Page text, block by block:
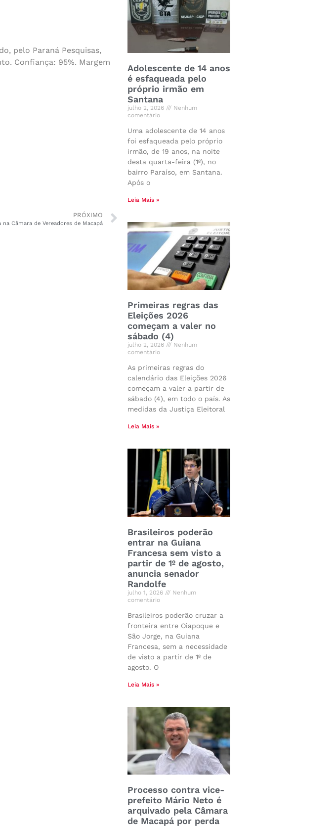
pelo Paraná Pesquisas,
Confiança: 95%. Margem
PRÓXIMO
Câmara de Vereadores de Macapá
Adolescente de 14 anos
é esfaqueada pelo
próprio irmão em
Santana
julho 2, 2026
Nenhum
comentário
Uma adolescente de 14 anos
foi esfaqueada pelo próprio
irmão, de 19 anos, na noite
desta quarta-feira (1º), no
bairro Paraíso, em Santana.
Após o
Leia Mais »
Primeiras regras das
Eleições 2026
começam a valer no
sábado (4)
julho 2, 2026
Nenhum
comentário
As primeiras regras do
calendário das Eleições 2026
começam a valer a partir de
sábado (4), em todo o país. As
medidas da Justiça Eleitoral
Leia Mais »
Brasileiros poderão
entrar na Guiana
Francesa sem visto a
partir de 1º de agosto,
anuncia senador
Randolfe
julho 1, 2026
Nenhum
comentário
Brasileiros poderão cruzar a
fronteira entre Oiapoque e
São Jorge, na Guiana
Francesa, sem a necessidade
de visto a partir de 1º de
agosto. O
Leia Mais »
Processo contra vice-
prefeito Mário Neto é
arquivado pela Câmara
de Macapá por perda